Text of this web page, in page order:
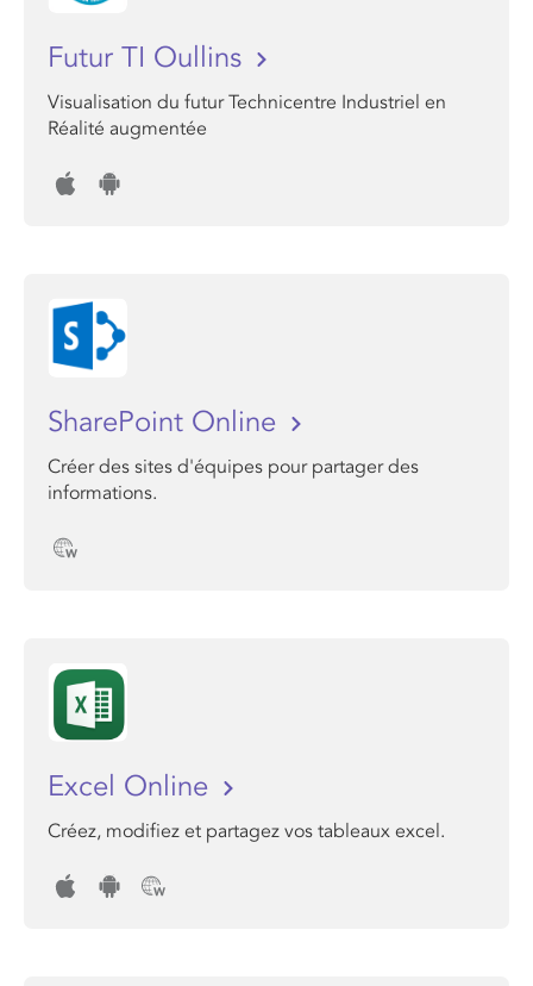
Futur TI Oullins
Visualisation du futur Technicentre Industriel en
Réalité augmentée
SharePoint Online
Créer des sites d'équipes pour partager des
informations.
Excel Online
Créez, modifiez et partagez vos tableaux excel.